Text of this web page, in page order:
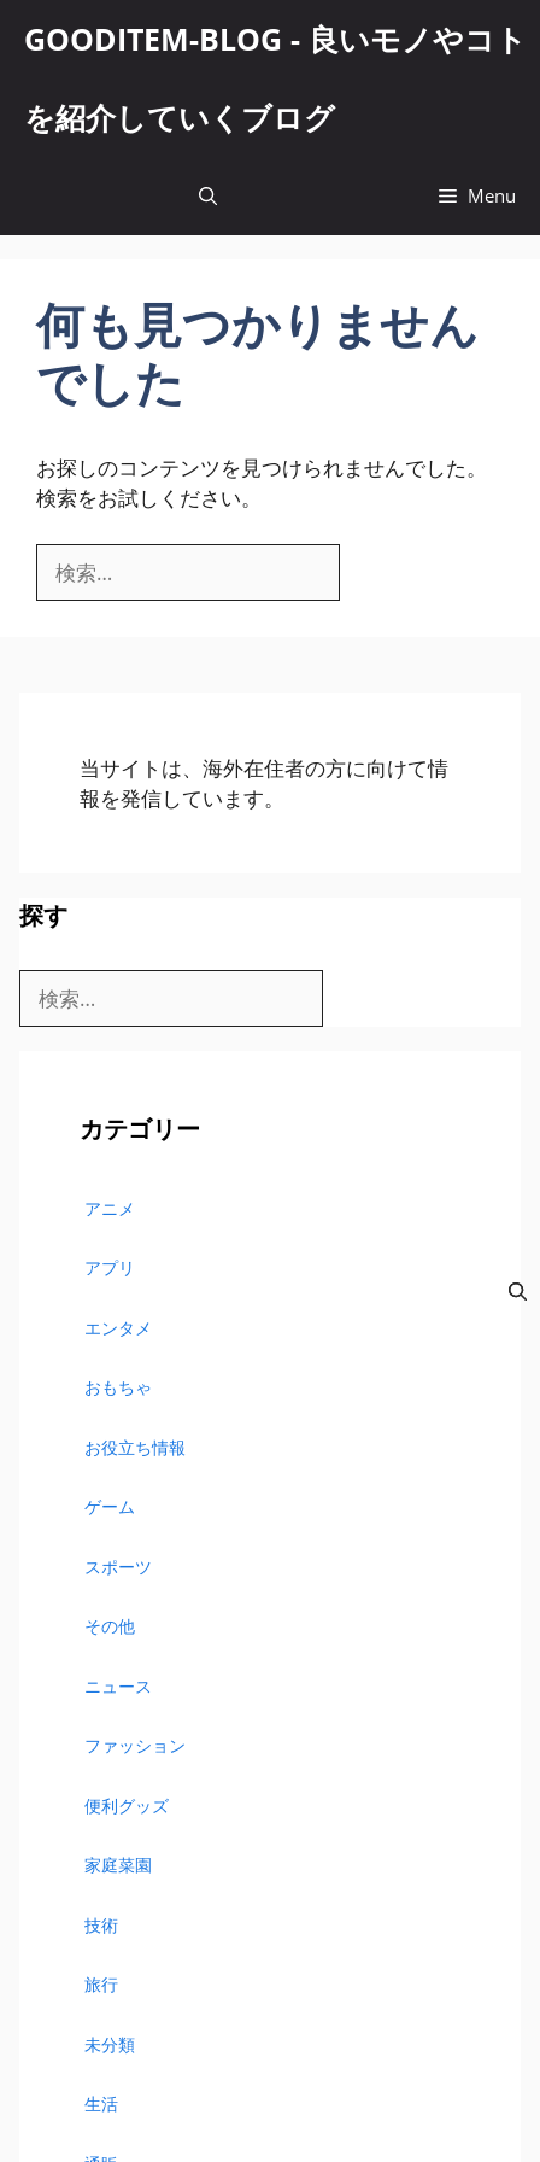
GOODITEM-BLOG - 良いモノやコト
を紹介していくブログ
Menu
何も見つかりません
でした
お探しのコンテンツを見つけられませんでした。
検索をお試しください。
索:
当サイトは、海外在住者の方に向けて情
報を発信しています。
探す
索:
カテゴリー
アニメ
アプリ
エンタメ
おもちゃ
お役立ち情報
ゲーム
スポーツ
その他
ニュース
ファッション
便利グッズ
家庭菜園
技術
旅行
未分類
生活